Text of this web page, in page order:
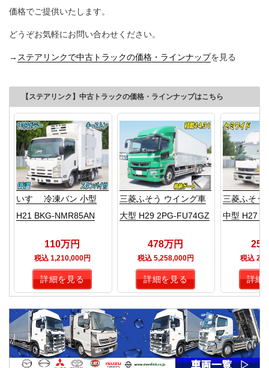
価格でご提供いたします。
どうぞお気軽にお問い合わせください。
→ ステアリンクで中古トラックの価格・ラインナップを見る
【ステアリンク】中古トラックの価格・ラインナップはこちら
いすゞ 冷凍バン 小型
H21 BKG-NMR85AN
110万円
税込 1,210,000円
詳細を見る
三菱ふそう ウイング車
大型 H29 2PG-FU74GZ
478万円
税込 5,258,000円
詳細を見る
三菱ふそう
中型 H27
258
税込
詳細